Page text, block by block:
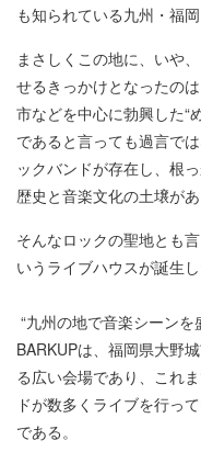
も知られている九州・福岡
まさしくこの地に、いや
せるきっかけとなったの
市などを中心に勃興した“
であると言っても過言で
ックバンドが存在し、根
歴史と音楽文化の土壌が
そんなロックの聖地とも
いうライブハウスが誕生
“九州の地で音楽シーン
BARKUPは、福岡県大野
る広い会場であり、これ
ドが数多くライブを行っ
である。